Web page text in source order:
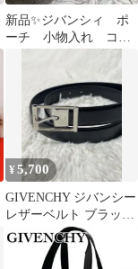
新品✨ジバンシィ ポ
ーチ 小物入れ コス
メポーチ 赤×シルバー
¥5,700
GIVENCHY ジバンシー
レザーベルト ブラック
ロゴ刻印 ユニセックス